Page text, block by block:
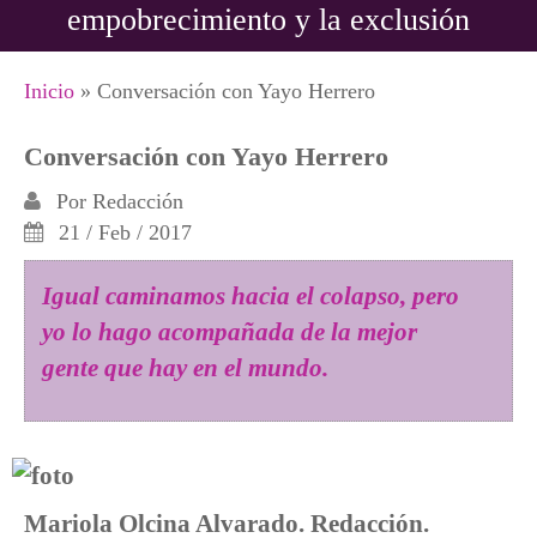
empobrecimiento y la exclusión
Se encuentra usted aquí
Inicio » Conversación con Yayo Herrero
Conversación con Yayo Herrero
Por Redacción
21 / Feb / 2017
Igual caminamos hacia el colapso, pero
yo lo hago acompañada de la mejor
gente que hay en el mundo.
Mariola Olcina Alvarado. Redacción.